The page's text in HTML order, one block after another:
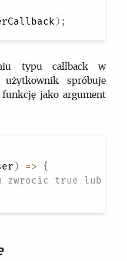
) ;
typu callback w
spróbuje
funkcję jako argument
) =>
{
zwrocic true lub